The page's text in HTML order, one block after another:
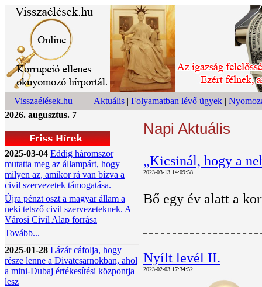
Visszaélések.hu Aktuális | Folyamatban lévő ügyek |
2026. augusztus. 7
2025-03-04 Eddig háromszor
mutatta meg az állampárt, hogy
milyen az, amikor rá van bízva a
civil szervezetek támogatása.
Újra pénzt oszt a magyar állam a
neki tetsző civil szervezeteknek. A
Városi Civil Alap forrása
Tovább...
2025-01-28 Lázár cáfolja, hogy
része lenne a Divatcsarnokban, ahol
a mini-Dubaj értékesítési központja
lesz
Napi Aktuális
„Kicsinál, hogy a
2023-03-13 14:09:58
Bő egy év alatt a
Nyílt levél II.
2023-02-03 17:34:52